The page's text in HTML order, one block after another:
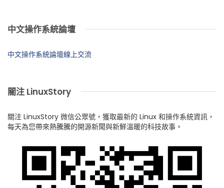
中文操作系統論壇
中文操作系統論壇線上交流
關注 LinuxStory
關注 LinuxStory 微信公眾號，獲取最新的 Linux 和操作系統資訊，
每天為您帶來熱騰騰的開源新聞與新鮮溫暖的科技故事。